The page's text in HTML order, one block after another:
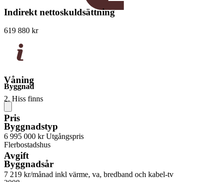
Våning
2. Hiss finns
Pris
6 995 000 kr Utgångspris
Avgift
7 219 kr/månad inkl värme, va, bredband och kabel-tv
Indirekt nettoskuldsättning
619 880 kr
Byggnad
Byggnadstyp
Flerbostadshus
Byggnadsår